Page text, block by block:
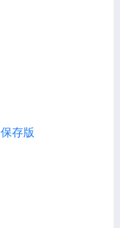
存版